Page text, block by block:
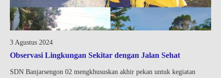
3 Agustus 2024
Observasi Lingkungan Sekitar dengan Jalan Sehat
SDN Banjarsengon 02 mengkhususkan akhir pekan untuk kegiatan